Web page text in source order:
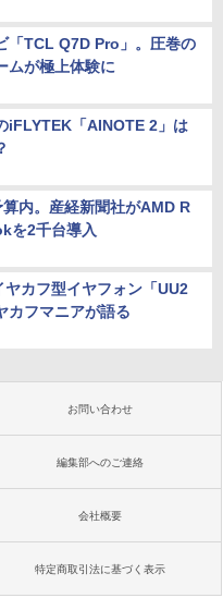
「TCL Q7D Pro」。圧巻の
ムが極上体験に
iFLYTEK「AINOTE 2」は
内。産経新聞社がAMD R
を2千台導入
ヤカフ型イヤフォン「UU2
カフマニアが語る
お問い合わせ
編集部へのご連絡
会社概要
特定商取引法に基づく表示